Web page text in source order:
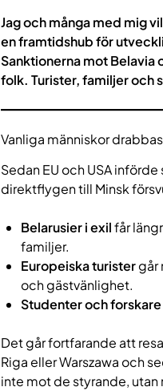
Jag och många med mig
en framtidshub för
Sanktionerna mot
folk. Turister, familjer och
Vanliga människor
Sedan EU och USA
direktflygen till Minsk
Belarusier i exilfår
familjer.
Europeiska turistergår
och gästvänlighet.
Studenter och forskare
Det går fortfarande att
Riga eller Warszawa och
inte mot de styrande, utan